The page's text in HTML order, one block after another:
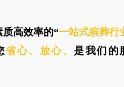
质高效率的“一站式殡葬行
省心、 放心、 是我们的